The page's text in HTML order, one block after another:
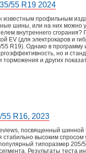
55 R19 2024
известным профильным
шины, или на них можно
внутреннего сгорания?
EV (для электрокаров и
R19). Однако в
но и
и других
55 R16, 2023
посвященный шинной
высоким спросом
типоразмер 205/
Результаты теста